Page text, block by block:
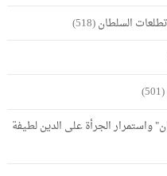
السلطان(518)
(501)
الجرأة على الدين لطيفة